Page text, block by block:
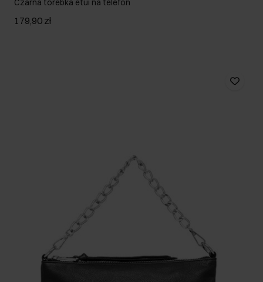
Czarna torebka etui na telefon
179,90 zł